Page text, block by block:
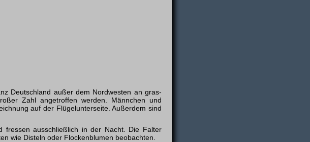
Deutschland außer dem Nordwes⁠ten an gras-
Zahl angetroffen werden. Männchen und
auf der Flügelunterseite. Außerdem sind
ausschließlich in der Nacht. Die Falter
wie Disteln oder Flockenblumen beobachten.